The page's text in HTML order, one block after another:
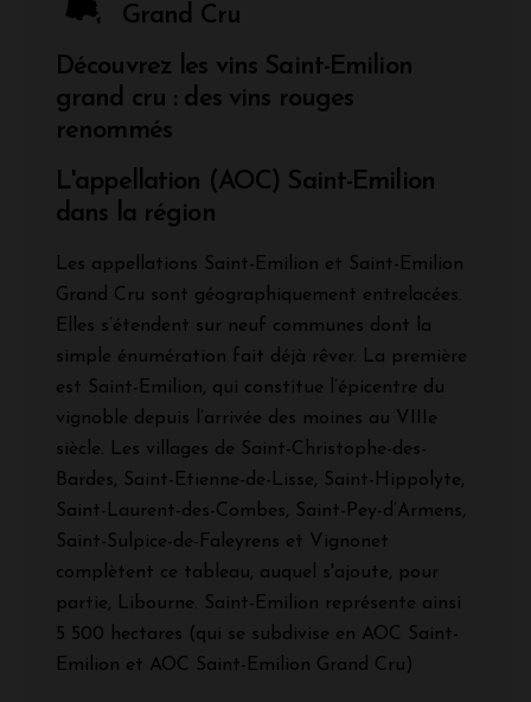
Grand Cru
Découvrez les vins Saint-Emilion
grand cru : des vins rouges
renommés
L'appellation (AOC) Saint-Emilion
dans la région
Les appellations Saint-Emilion et Saint-Emilion
Grand Cru sont géographiquement entrelacées.
Elles s’étendent sur neuf communes dont la
simple énumération fait déjà rêver. La première
est Saint-Emilion, qui constitue l’épicentre du
vignoble depuis l’arrivée des moines au VIIIe
siècle. Les villages de Saint-Christophe-des-
Bardes, Saint-Etienne-de-Lisse, Saint-Hippolyte,
Saint-Laurent-des-Combes, Saint-Pey-d’Armens,
Saint-Sulpice-de-Faleyrens et Vignonet
complètent ce tableau, auquel s'ajoute, pour
partie, Libourne. Saint-Emilion représente ainsi
5 500 hectares (qui se subdivise en AOC Saint-
Emilion et AOC Saint-Emilion Grand Cru)